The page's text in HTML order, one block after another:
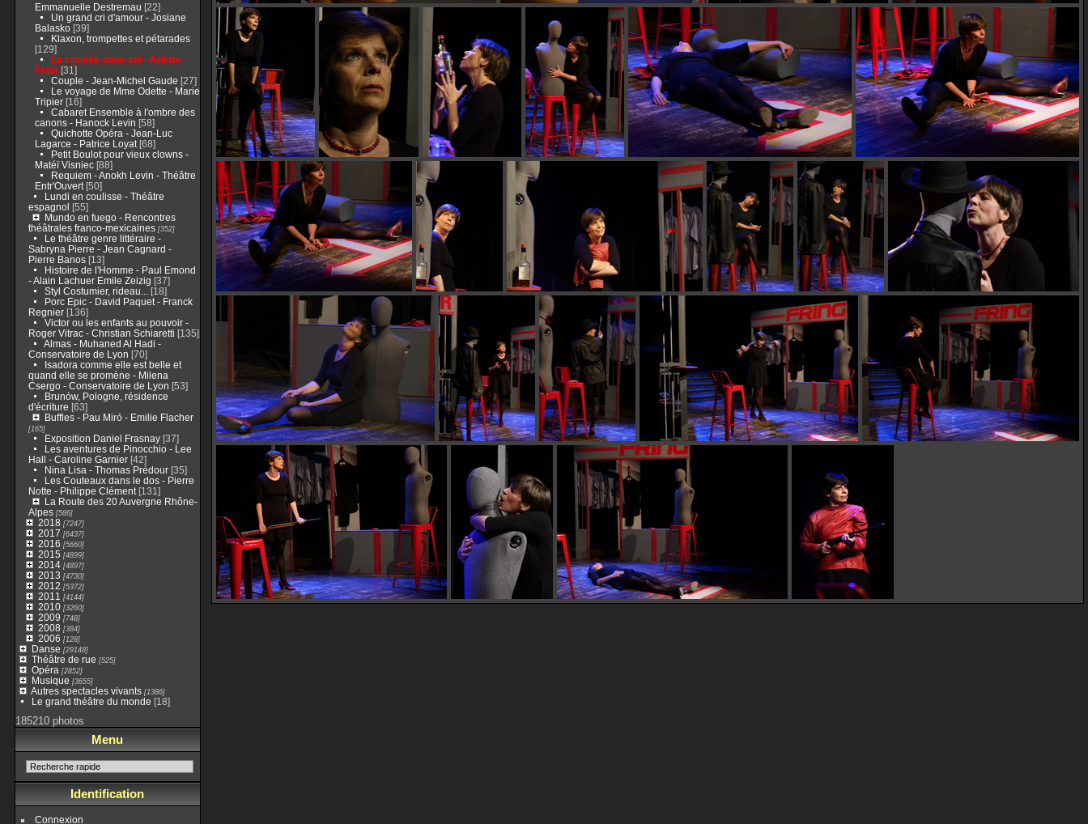
Emmanuelle Destremau [22]
Un grand cri d'amour - Josiane
Balasko[39]
Klaxon, trompettes et pétarades
[129]
La croisée sous-sol - Arlette
Fetat[31]
Couple - Jean-Michel Gaude [27]
Le voyage de Mme Odette - Marie
Tripier[16]
Cabaret Ensemble à l'ombre des
canons - Hanock Levin [58]
Quichotte Opéra - Jean-Luc
Lagarce - Patrice Loyat[68]
Petit Boulot pour vieux clowns -
Matéï Visniec[88]
Requiem - Anokh Levin - Théâtre
Entr'Ouvert[50]
Lundi en coulisse - Théâtre
espagnol [55]
Mundo en fuego - Rencontres
théâtrales franco-mexicaines[352]
Le théâtre genre littéraire -
Sabryna Pierre - Jean Cagnard -
Pierre Banos[13]
Histoire de l'Homme - Paul Emond
- Alain Lachuer Emile Zeizig [37]
Styl Costumier, rideau...
[18]
Porc Epic - David Paquet - Franck
Regnier[136]
Victor ou les enfants au pouvoir -
Roger Vitrac - Christian Schiaretti [135]
Almas - Muhaned Al Hadi -
Conservatoire de Lyon [70]
Isadora comme elle est belle et
quand elle se promène - Milena
Csergo - Conservatoire de Lyon [53]
Brunów, Pologne, résidence
d'écriture [63]
Buffles - Pau Miró - Emilie Flacher
[165]
Exposition Daniel Frasnay[37]
Les aventures de Pinocchio - Lee
Hall - Caroline Garnier [42]
Nina Lisa - Thomas Prédour[35]
Les Couteaux dans le dos - Pierre
Notte - Philippe Clément[131]
La Route des 20 Auvergne Rhône-
Alpes[586]
2018 [7247]
2017 [6437]
2016 [5660]
2015 [4899]
2014[4897]
2013 [4730]
2012 [5372]
2011 [4144]
2010[3260]
2009 [748]
2008 [384]
2006 [128]
Danse [29148]
Théâtre de rue [525]
Opéra [2852]
Musique [3655]
Autres spectacles vivants[1386]
Le grand théâtre du monde [18]
185210 photos
Menu
Identification
Connexion